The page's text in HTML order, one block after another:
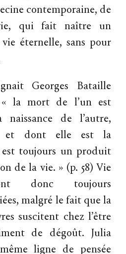
contemporaine, de
vie, qui fait naître un
éternelle, sans pour
Georges Bataille
la mort de l’un est
de l’autre,
et dont elle est la
toujours un produit
de la vie. » (p. 58) Vie
donc toujours
malgré le fait que la
suscitent chez l’être
de dégoût. Julia
ligne de pensée